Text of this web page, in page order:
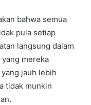
bahwa semua
pula setiap
langsung dalam
mereka
jauh lebih
tidak munkin